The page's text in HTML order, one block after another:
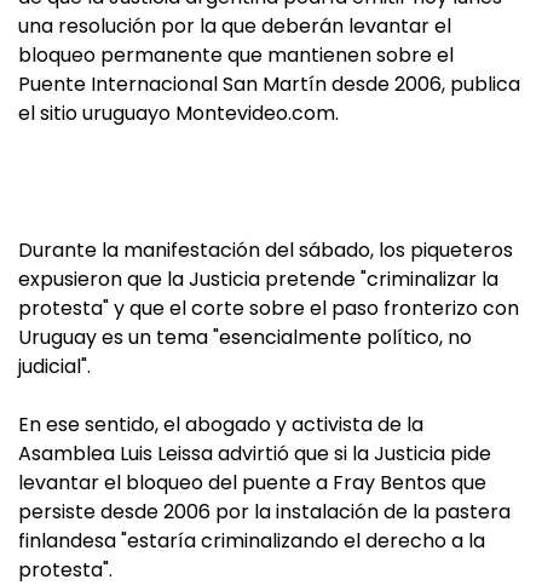
una resolución por la que deberán levantar el
bloqueo permanente que mantienen sobre el
Puente Internacional San Martín desde 2006, publica
el sitio uruguayo Montevideo.com.
Durante la manifestación del sábado, los piqueteros
expusieron que la Justicia pretende "criminalizar la
protesta" y que el corte sobre el paso fronterizo con
Uruguay es un tema "esencialmente político, no
judicial".
En ese sentido, el abogado y activista de la
Asamblea Luis Leissa advirtió que si la Justicia pide
levantar el bloqueo del puente a Fray Bentos que
persiste desde 2006 por la instalación de la pastera
finlandesa "estaría criminalizando el derecho a la
protesta".